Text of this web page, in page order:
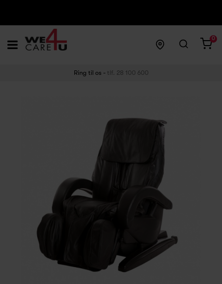
0
Ring til os - tlf. 28 100 600